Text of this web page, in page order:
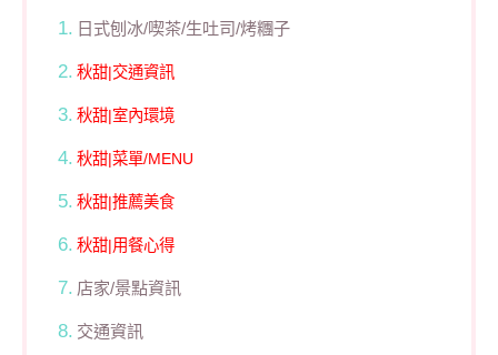
日式刨冰/喫茶/生吐司/烤糰子
秋甜|交通資訊
秋甜|室內環境
秋甜|菜單/MENU
秋甜|推薦美食
秋甜|用餐心得
店家/景點資訊
交通資訊